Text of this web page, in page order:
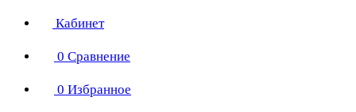
Кабинет
0 Сравнение
0 Избранное